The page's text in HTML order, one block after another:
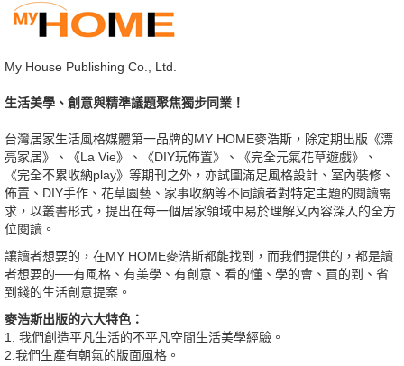
My House Publishing Co., Ltd.
生活美學、創意與精準議題聚焦獨步同業！
台灣居家生活風格媒體第一品牌的MY HOME麥浩斯，除定期出版《漂
亮家居》、《La Vie》、《DIY玩佈置》、《完全元氣花草遊戲》、
《完全不累收納play》等期刊之外，亦試圖滿足風格設計、室內裝修、
佈置、DIY手作、花草園藝、家事收納等不同讀者對特定主題的閱讀需
求，以叢書形式，提出在每一個居家領域中易於理解又內容深入的全方
位閱讀。
讓讀者想要的，在MY HOME麥浩斯都能找到，而我們提供的，都是讀
者想要的──有風格、有美學、有創意、看的懂、學的會、買的到、省
到錢的生活創意提案。
麥浩斯出版的六大特色：
1. 我們創造平凡生活的不平凡空間生活美學經驗。
2.我們生產有朝氣的版面風格。